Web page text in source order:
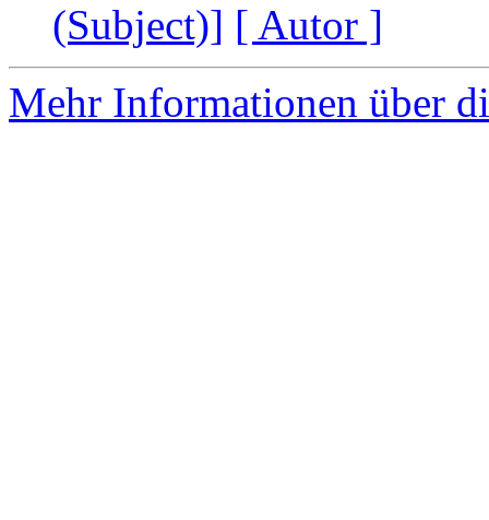
(Subject)] [ Autor ]
Mehr Informationen über